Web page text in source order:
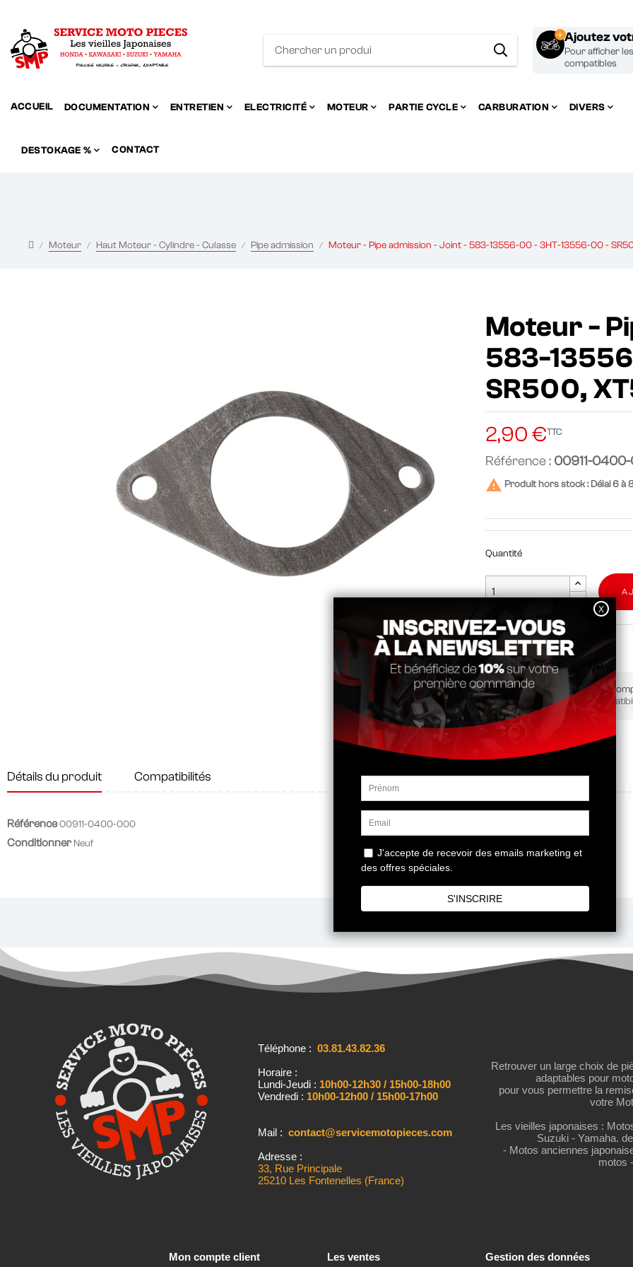
Ajoutez
Pour afficher
compatibles
ACCUEIL DOCUMENTATION ENTRETIEN ELECTRICITÉ MOTEUR PARTIE CYCLE CARBURATION DIVERS
DESTOKAGE % CONTACT
Moteur Haut Moteur - Cylindre - Culasse Pipe admission Moteur - Pipe admission - Joint - 583-13556-00 - 3HT-13556-00 -
Moteur -
583-
SR500,
2,90 €TTC
Référence : 00911-
 Produit hors stock : Délai 6 à
Quantité
Partager
Ce produit est-il
Vérifier la
Détails du produit Compatibilités
Référence00911-0400-000
Conditionner Neuf
Téléphone :03.81.43.82.36
Horaire :
Lundi-Jeudi : 10h00-12h30 / 15h00-18h00
Vendredi : 10h00-12h00 / 15h00-17h00
Mail : contact@servicemotopieces.com
Adresse :
33, Rue Principale
25210 Les Fontenelles (France)
Retrouver un large choix de
adaptables pour
pour vous permettre la
votre
Les vieilles japonaises :
Suzuki - Yamaha.
- Motos anciennes
motos -
Mon compte client Les ventes Gestion des données